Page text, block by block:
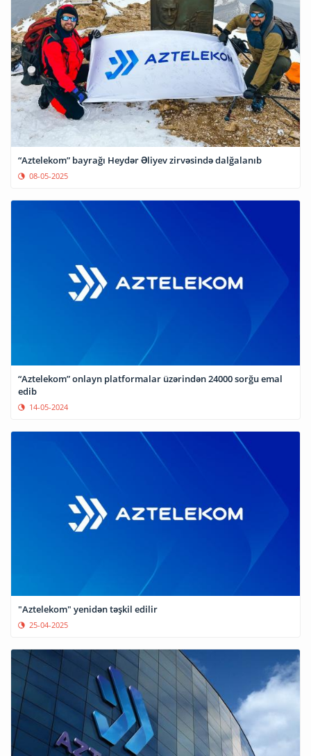
“Aztelekom” bayrağı Heydər Əliyev zirvəsində dalğalanıb
08-05-2025
“Aztelekom” onlayn platformalar üzərindən 24000 sorğu emal
edib
14-05-2024
"Aztelekom" yenidən təşkil edilir
25-04-2025